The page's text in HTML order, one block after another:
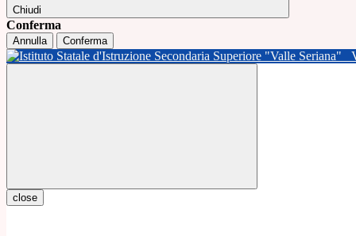
Chiudi
Conferma
Annulla Conferma
close